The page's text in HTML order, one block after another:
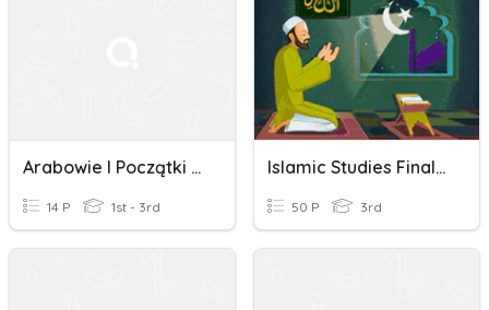
Arabowie I Początki Islamu
14 P 1st - 3rd
Islamic Studies Final Quiz For Non Arabs Section- G
50 P 3rd